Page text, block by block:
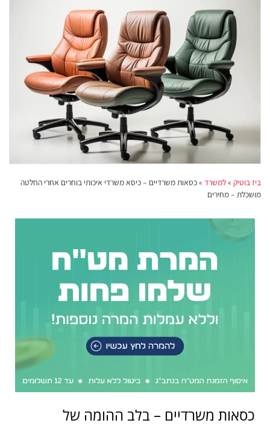
ביז בוטיק »למשרד »כסאות משרדיים – כיסא משרדי איכותי בוחרים אחרי החלטה
מושכלת – מחירים
כסאות משרדיים – בלב ההומה של